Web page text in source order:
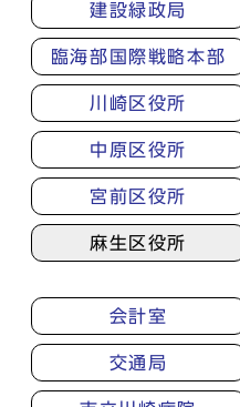
建設緑政局
臨海部国際戦略本部
川崎区役所
中原区役所
宮前区役所
麻生区役所
会計室
交通局